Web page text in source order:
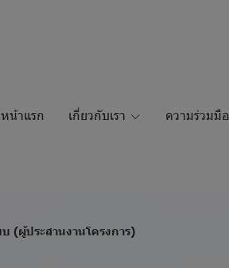
หน้าแรก เกี่ยวกับเรา ความร่วมมือ
(ผู้ประสานงานโครงการ)